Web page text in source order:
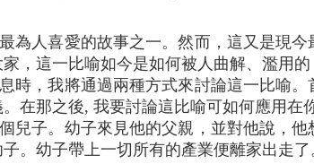
為人喜愛的故事之一。然而，這又是現
，這一比喻如今是如何被人曲解、濫用
時，我將通過兩種方式來討論這一比喻
在那之後, 我要討論這比喻可如何應用在
兒子。幼子來見他的父親，並對他說，
。幼子帶上一切所有的產業便離家出走